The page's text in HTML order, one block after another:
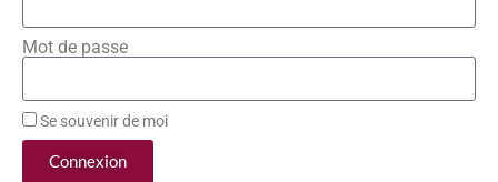
Mot de passe
Se souvenir de moi
Connexion